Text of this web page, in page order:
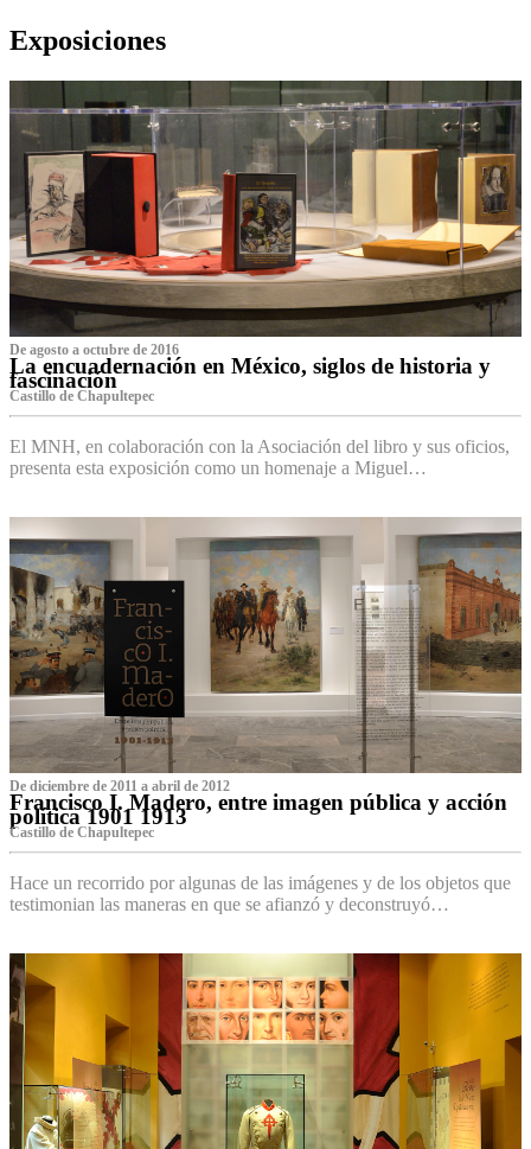
Exposiciones
De agosto a octubre de 2016
La encuadernación en México, siglos de historia y
fascinación
Castillo de Chapultepec
El MNH, en colaboración con la Asociación del libro y sus oficios,
presenta esta exposición como un homenaje a Miguel…
De diciembre de 2011 a abril de 2012
Francisco I. Madero, entre imagen pública y acción
política 1901 1913
Castillo de Chapultepec
Hace un recorrido por algunas de las imágenes y de los objetos que
testimonian las maneras en que se afianzó y deconstruyó…